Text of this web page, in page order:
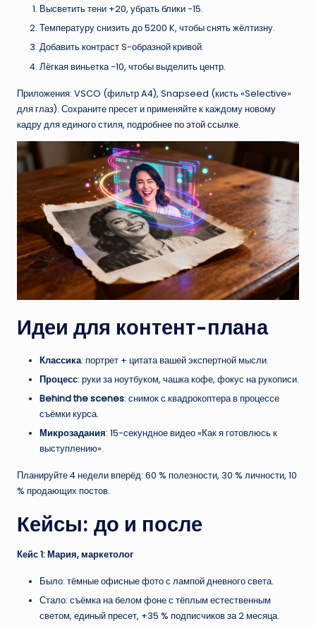
Высветить тени +20, убрать блики −15.
Температуру снизить до 5200 K, чтобы снять жёлтизну.
Добавить контраст S-образной кривой.
Лёгкая виньетка −10, чтобы выделить центр.
Приложения: VSCO (фильтр A4), Snapseed (кисть «Selective»
для глаз). Сохраните пресет и применяйте к каждому новому
кадру для единого стиля, подробнеепо этой ссылке.
Идеи для контент-плана
Классика: портрет + цитата вашей экспертной мысли.
Процесс: руки за ноутбуком, чашка кофе, фокус на рукописи.
Behind the scenes: снимок с квадрокоптера в процессе
съёмки курса.
Микрозадания: 15-секундное видео «Как я готовлюсь к
выступлению».
Планируйте 4 недели вперёд: 60 % полезности, 30 % личности, 10
% продающих постов.
Кейсы: до и после
Кейс 1: Мария, маркетолог
Было: тёмные офисные фото с лампой дневного света.
Стало: съёмка на белом фоне с тёплым естественным
светом, единый пресет, +35 % подписчиков за 2 месяца.